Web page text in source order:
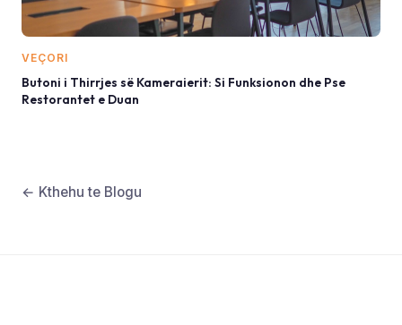
VEÇORI
Butoni i Thirrjes së Kameraierit: Si Funksionon dhe Pse
Restorantet e Duan
← Kthehu te Blogu